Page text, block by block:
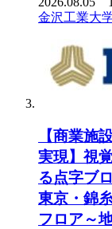
金沢工業大
【商業施
実現】視
る点字ブ
東京・錦
フロア～